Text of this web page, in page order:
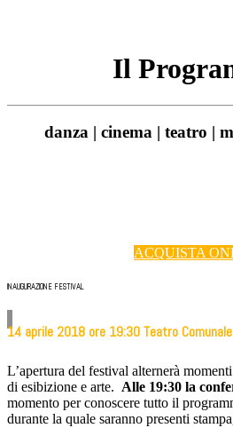
Il
danza | cinema | teatro |
ACQUISTA
INAUGURAZIONE FESTIVAL
14 aprile 2018 ore 19:30 Teatro
L’apertura del festival alternerà
di esibizione e arte. Alle 19:30 la
momento per conoscere tutto il
durante la quale saranno presenti